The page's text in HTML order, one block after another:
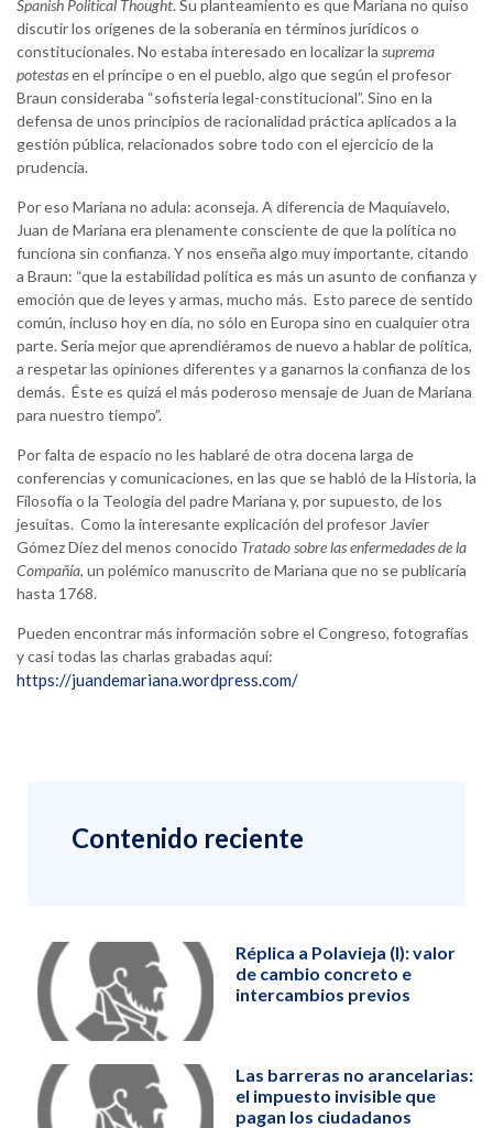
Spanish Political Thought. Su planteamiento es que Mariana no quiso
discutir los orígenes de la soberanía en términos jurídicos o
constitucionales. No estaba interesado en localizar la suprema
potestasen el príncipe o en el pueblo, algo que según el profesor
Braun consideraba “sofistería legal-constitucional”. Sino en la
defensa de unos principios de racionalidad práctica aplicados a la
gestión pública, relacionados sobre todo con el ejercicio de la
prudencia.
Por eso Mariana no adula: aconseja. A diferencia de Maquiavelo,
Juan de Mariana era plenamente consciente de que la política no
funciona sin confianza. Y nos enseña algo muy importante, citando
a Braun: “que la estabilidad política es más un asunto de confianza y
emoción que de leyes y armas, mucho más. Esto parece de sentido
común, incluso hoy en día, no sólo en Europa sino en cualquier otra
parte. Sería mejor que aprendiéramos de nuevo a hablar de política,
a respetar las opiniones diferentes y a ganarnos la confianza de los
demás. Éste es quizá el más poderoso mensaje de Juan de Mariana
para nuestro tiempo”.
Por falta de espacio no les hablaré de otra docena larga de
conferencias y comunicaciones, en las que se habló de la Historia, la
Filosofía o la Teología del padre Mariana y, por supuesto, de los
jesuitas. Como la interesante explicación del profesor Javier
Gómez Díez del menos conocido Tratado sobre las enfermedades de la
Compañía, un polémico manuscrito de Mariana que no se publicaría
hasta 1768.
Pueden encontrar más información sobre el Congreso, fotografías
y casi todas las charlas grabadas aquí:
https://juandemariana.wordpress.com/
Contenido reciente
Réplica a Polavieja (I): valor
de cambio concreto e
intercambios previos
Las barreras no arancelarias:
el impuesto invisible que
pagan los ciudadanos